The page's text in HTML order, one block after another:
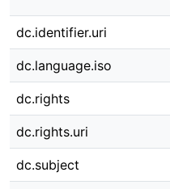
dc.identifier.uri
dc.language.iso
dc.rights
dc.rights.uri
dc.subject